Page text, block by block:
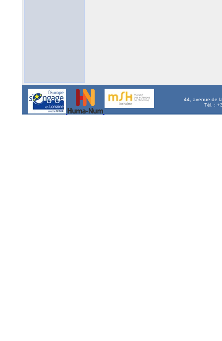
44, avenue de
Tél. :